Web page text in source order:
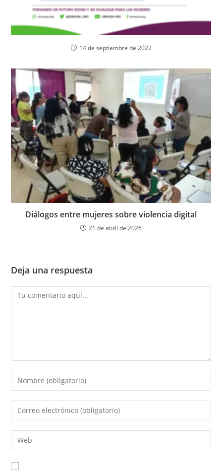
14 de septiembre de 2022
Diálogos entre mujeres sobre violencia digital
21 de abril de 2026
Deja una respuesta